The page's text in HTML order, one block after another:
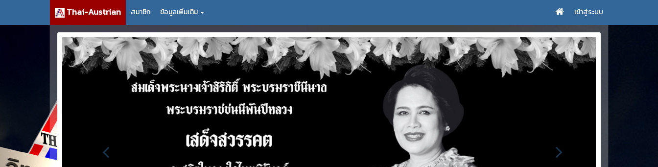
Thai-Austrian สมาชิก ข้อมูลเพิ่มเติม เข้าสู่ระบบ